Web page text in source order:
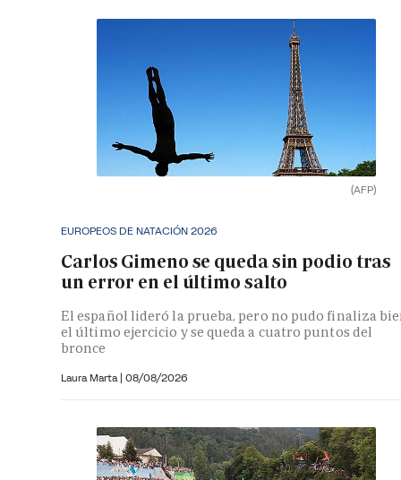
(AFP)
EUROPEOS DE NATACIÓN 2026
Carlos Gimeno se queda sin podio tras
un error en el último salto
El español lideró la prueba, pero no pudo finaliza
el último ejercicio y se queda a cuatro puntos del
bronce
Laura Marta | 08/08/2026